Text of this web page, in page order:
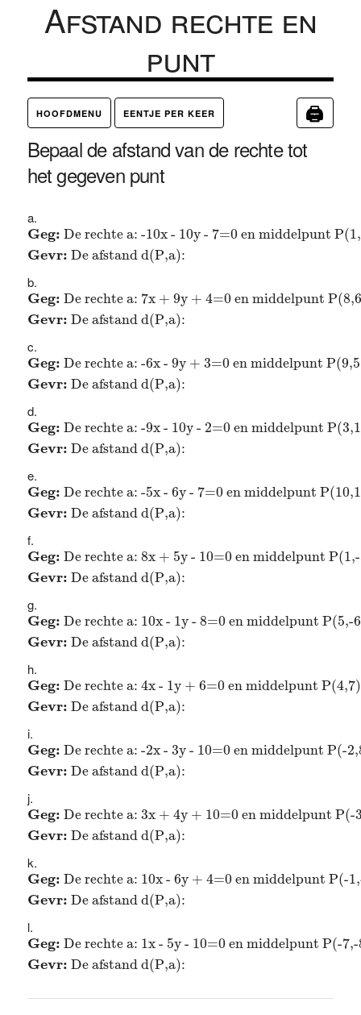
Afstand rechte en
punt
HOOFDMENU EENTJE PER KEER 🖨
Bepaal de afstand van de rechte tot
het gegeven punt
Geg: De rechte a: -10x - 10y - 7=0 en middelpunt
Gevr: De afstand d(P,a):
Geg: De rechte a: -10x - 10y - 7=0 en middelpunt
Geg: De rechte a: 7x + 9y + 4=0 en middelpunt
Gevr: De afstand d(P,a):
Geg: De rechte a: 7x + 9y + 4=0 en middelpunt
Geg: De rechte a: -6x - 9y + 3=0 en middelpunt
Gevr: De afstand d(P,a):
Geg: De rechte a: -6x - 9y + 3=0 en middelpunt
Geg: De rechte a: -9x - 10y - 2=0 en middelpunt
Gevr: De afstand d(P,a):
Geg: De rechte a: -9x - 10y - 2=0 en middelpunt
Geg: De rechte a: -5x - 6y - 7=0 en middelpunt
Gevr: De afstand d(P,a):
Geg: De rechte a: -5x - 6y - 7=0 en middelpunt
Geg: De rechte a: 8x + 5y - 10=0 en middelpunt
Gevr: De afstand d(P,a):
Geg: De rechte a: 8x + 5y - 10=0 en middelpunt
Geg: De rechte a: 10x - 1y - 8=0 en middelpunt P(5,-
Gevr: De afstand d(P,a):
Geg: De rechte a: 10x - 1y - 8=0 en middelpunt
Geg: De rechte a: 4x - 1y + 6=0 en middelpunt P(4,7)
Gevr: De afstand d(P,a):
Geg: De rechte a: 4x - 1y + 6=0 en middelpunt
Geg: De rechte a: -2x - 3y - 10=0 en middelpunt P(-
Gevr: De afstand d(P,a):
Geg: De rechte a: -2x - 3y - 10=0 en middelpunt
Geg: De rechte a: 3x + 4y + 10=0 en middelpunt P(-
Gevr: De afstand d(P,a):
Geg: De rechte a: 3x + 4y + 10=0 en middelpunt
Geg: De rechte a: 10x - 6y + 4=0 en middelpunt P(-
Gevr: De afstand d(P,a):
Geg: De rechte a: 10x - 6y + 4=0 en middelpunt P(-
Geg: De rechte a: 1x - 5y - 10=0 en middelpunt P(-
Gevr: De afstand d(P,a):
Geg: De rechte a: 1x - 5y - 10=0 en middelpunt P(-